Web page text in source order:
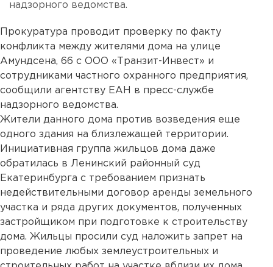
надзорного ведомства.
Прокуратура проводит проверку по факту
конфликта между жителями дома на улице
Амундсена, 66 с ООО «Транзит-Инвест» и
сотрудниками частного охранного предприятия,
сообщили агентству ЕАН в пресс-службе
надзорного ведомства.
Жители данного дома против возведения еще
одного здания на близлежащей территории.
Инициативная группа жильцов дома даже
обратилась в Ленинский районный суд
Екатеринбурга с требованием признать
недействительными договор аренды земельного
участка и ряда других документов, полученных
застройщиком при подготовке к строительству
дома. Жильцы просили суд наложить запрет на
проведение любых землеустроительных и